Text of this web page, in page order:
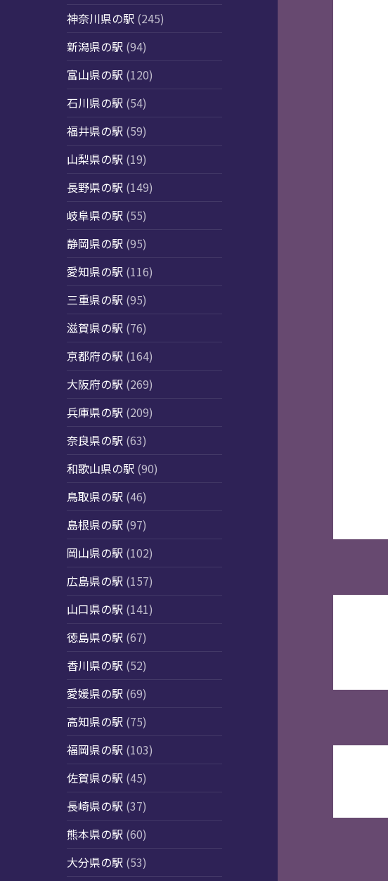
神奈川県の駅 (245)
新潟県の駅 (94)
富山県の駅 (120)
石川県の駅 (54)
福井県の駅 (59)
山梨県の駅 (19)
長野県の駅 (149)
岐阜県の駅 (55)
静岡県の駅 (95)
愛知県の駅 (116)
三重県の駅 (95)
滋賀県の駅 (76)
京都府の駅 (164)
大阪府の駅 (269)
兵庫県の駅 (209)
奈良県の駅 (63)
和歌山県の駅 (90)
鳥取県の駅 (46)
島根県の駅 (97)
岡山県の駅 (102)
広島県の駅 (157)
山口県の駅 (141)
徳島県の駅 (67)
香川県の駅 (52)
愛媛県の駅 (69)
高知県の駅 (75)
福岡県の駅 (103)
佐賀県の駅 (45)
長崎県の駅 (37)
熊本県の駅 (60)
大分県の駅 (53)
ゲ